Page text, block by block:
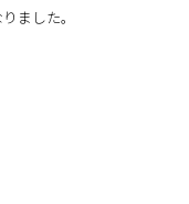
ました。